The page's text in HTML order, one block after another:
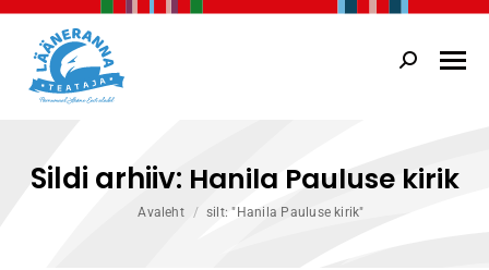
Search:
Sildi arhiiv: Hanila Pauluse kirik
You are here:Avaleht silt: "Hanila Pauluse kirik"